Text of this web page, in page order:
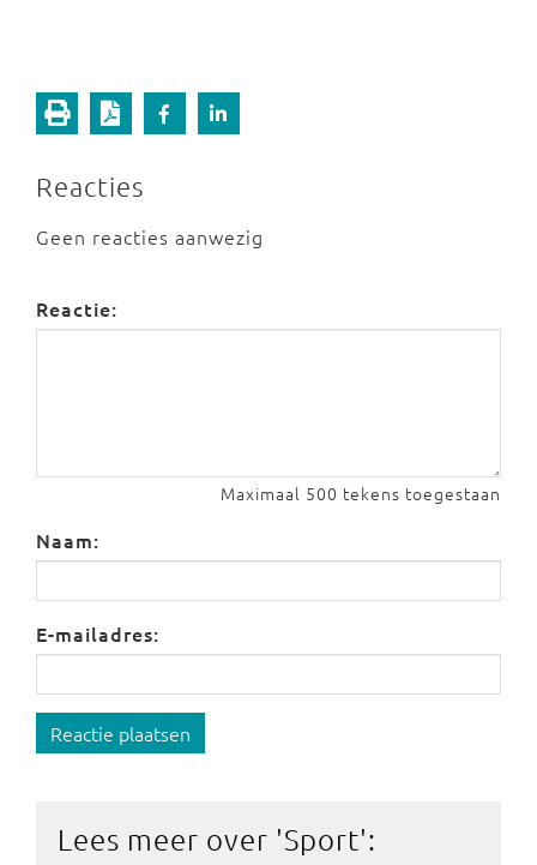
Reacties
Geen reacties aanwezig
Reactie:
Maximaal 500 tekens toegestaan
Naam:
E-mailadres:
Reactie plaatsen
Lees meer over 'Sport':